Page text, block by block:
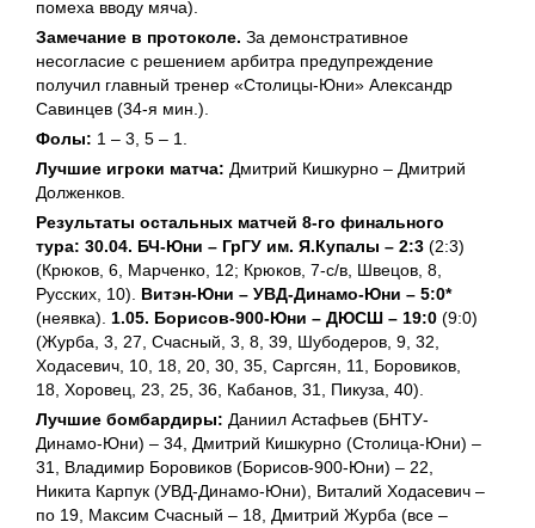
помеха вводу мяча).
Замечание в протоколе. За демонстративное
несогласие с решением арбитра предупреждение
получил главный тренер «Столицы-Юни» Александр
Савинцев (34-я мин.).
Фолы: 1 – 3, 5 – 1.
Лучшие игроки матча: Дмитрий Кишкурно – Дмитрий
Долженков.
Результаты остальных матчей 8-го финального
тура: 30.04. БЧ-Юни – ГрГУ им. Я.Купалы – 2:3 (2:3)
(Крюков, 6, Марченко, 12; Крюков, 7-с/в, Швецов, 8,
Русских, 10). Витэн-Юни – УВД-Динамо-Юни – 5:0*
(неявка). 1.05. Борисов-900-Юни – ДЮСШ – 19:0 (9:0)
(Журба, 3, 27, Счасный, 3, 8, 39, Шубодеров, 9, 32,
Ходасевич, 10, 18, 20, 30, 35, Саргсян, 11, Боровиков,
18, Хоровец, 23, 25, 36, Кабанов, 31, Пикуза, 40).
Лучшие бомбардиры: Даниил Астафьев (БНТУ-
Динамо-Юни) – 34, Дмитрий Кишкурно (Столица-Юни) –
31, Владимир Боровиков (Борисов-900-Юни) – 22,
Никита Карпук (УВД-Динамо-Юни), Виталий Ходасевич –
по 19, Максим Счасный – 18, Дмитрий Журба (все –